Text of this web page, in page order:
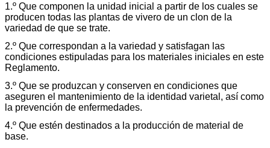
1.º Que componen la unidad inicial a partir de los cuales se
producen todas las plantas de vivero de un clon de la
variedad de que se trate.
2.º Que correspondan a la variedad y satisfagan las
condiciones estipuladas para los materiales iniciales en este
Reglamento.
3.º Que se produzcan y conserven en condiciones que
aseguren el mantenimiento de la identidad varietal, así como
la prevención de enfermedades.
4.º Que estén destinados a la producción de material de
base.